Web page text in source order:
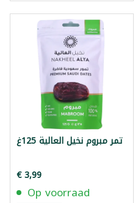
تمر مبروم نخيل العالية 125غ
€ 3,99
Op voorraad